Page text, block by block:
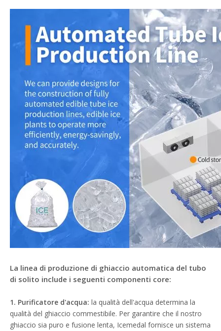
La linea di produzione di ghiaccio automatica del tubo
di solito include i seguenti componenti core:
1. Purificatore d'acqua: la qualità dell'acqua determina la
qualità del ghiaccio commestibile. Per garantire che il nostro
ghiaccio sia puro e fusione lenta, Icemedal fornisce un sistema